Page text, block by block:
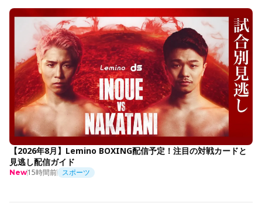
【2026年8月】Lemino BOXING配信予定！注目の対戦カードと
見逃し配信ガイド
New15時間前 スポーツ